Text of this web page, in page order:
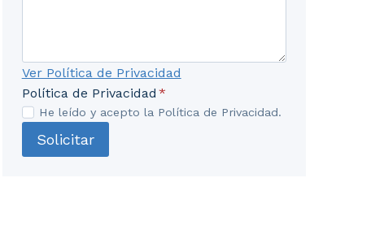
Granos y semillas (cereales, leguminosas,
Ver Política de Privacidad
Política de Privacidad *
He leído y acepto la Política de Privacidad.
Solicitar